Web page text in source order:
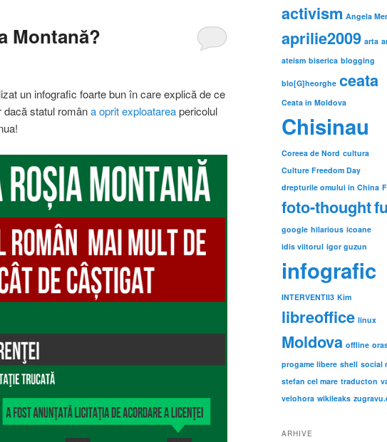
Montană?
un infografic foarte bun în care explică de ce
dacă statul româna oprit exploatareapericolul
activism Angela
aprilie2009 arta
ateism biserica blogging
blo[G]heorghe ceata
Ceata in Moldova
Chisinau
Coreea de Nord cultura
Culture Freedom Day
drepturile omului in China
foto-thought
google hilarious icoane
idis viitorul igor guzun
infografic
INTERVENTII3 Kim
libreoffice linux
Moldova offline
progame libere shell social
stefan cel mare traducton
velohora wikileaks
ARHIVE